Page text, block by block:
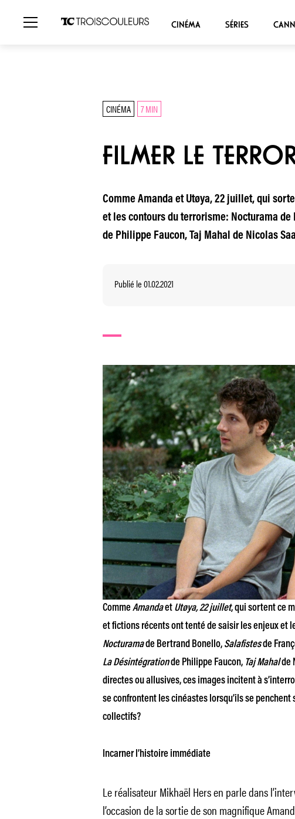
CINÉMA SÉRIES
CINÉMA 7 MIN
FILMER LE
Comme Amanda et Utøya, 22 juillet, qui
et les contours du terrorisme: Nocturama
de Philippe Faucon, Taj Mahal de Nicolas
Publié le 01.02.2021
CommeAmandaet Utøya, 22 juillet, qui sortent ce
et fictions récents ont tenté de saisir les enjeux et
Nocturamade Bertrand Bonello, Salafistesde
La Désintégrationde Philippe Faucon, Taj Mahalde
directes ou allusives, ces images incitent à
se confrontent les cinéastes lorsqu’ils se
collectifs?
Incarner l’histoire immédiate
Le réalisateur Mikhaël Hers en parle dans
l’occasion de la sortie de son magnifique